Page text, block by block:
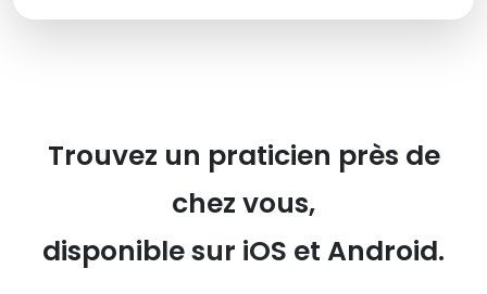
Trouvez un praticien près de
chez vous,
disponible sur iOS et Android.